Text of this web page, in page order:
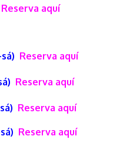
Reserva aquí
Reserva aquí
Reserva aquí
Reserva aquí
Reserva aquí